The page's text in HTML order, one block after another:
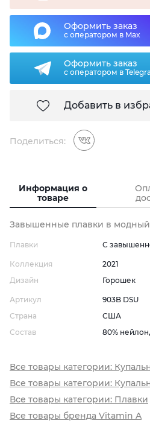
Оформить заказ
с оператором в Max
Оформить заказ
с оператором в
Добавить в
Поделиться:
Информация о
товаре
Завышенные плавки в модный
Плавки С
Коллекция
2021
Дизайн
Горошек
Артикул
903B DSU
Страна
США
Состав
80%
Все товары категории:
Все товары категории:
Все товары категории: Плавки
Все товары бренда Vitamin A